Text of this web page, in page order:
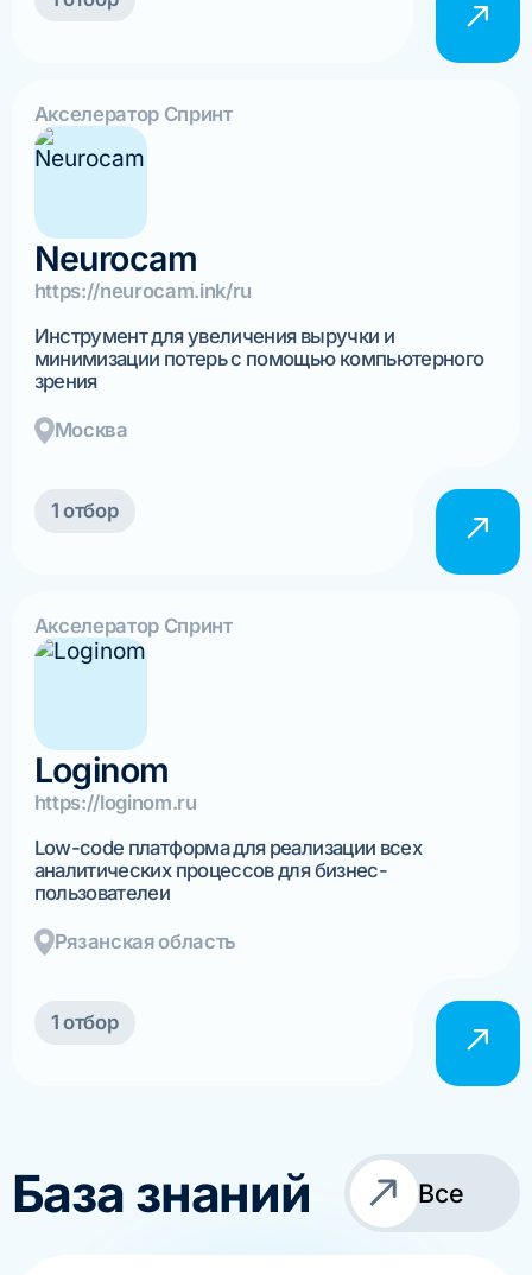
Акселератор Спринт
Neurocam
https://neurocam.ink/ru
Инструмент для увеличения выручки и
минимизации потерь с помощью компьютерного
зрения
Москва
1 отбор
Акселератор Спринт
Loginom
https://loginom.ru
Low-code платформа для реализации всех
аналитических процессов для бизнес-
пользователеи
Рязанская область
1 отбор
База знаний Все